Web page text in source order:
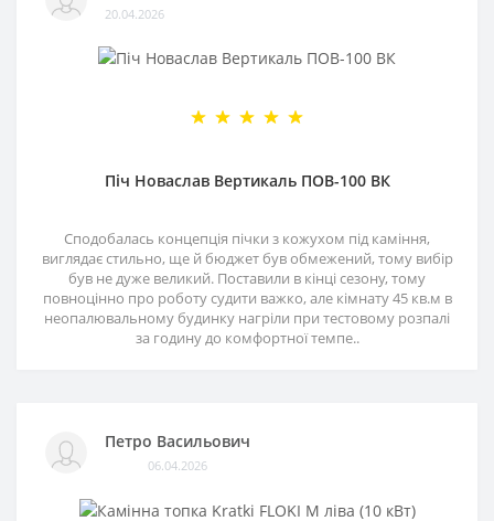
20.04.2026
Піч Новаслав Вертикаль ПОВ-100 ВК
Сподобалась концепція пічки з кожухом під каміння,
виглядає стильно, ще й бюджет був обмежений, тому вибір
був не дуже великий. Поставили в кінці сезону, тому
повноцінно про роботу судити важко, але кімнату 45 кв.м в
неопалювальному будинку нагріли при тестовому розпалі
за годину до комфортної темпе..
Петро Васильович
06.04.2026